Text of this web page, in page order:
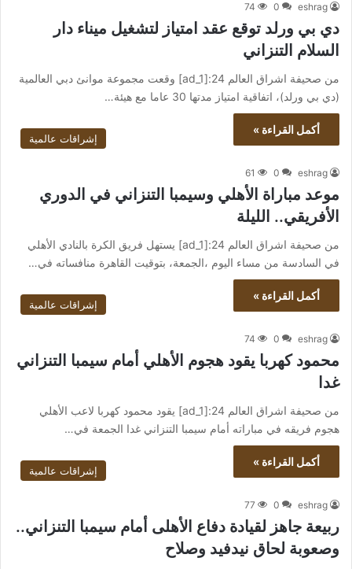
eshrag
0
74
دي بي ورلد توقع عقد امتياز لتشغيل ميناء دار
السلام التنزاني
من صحيفة اشراق العالم 24:[ad_1] وقعت مجموعة موانئ دبي العالمية
(دي بي ورلد)، اتفاقية امتياز مدتها 30 عاما مع هيئة…
أكمل القراءة »
إشراقات عالمية
eshrag
0
61
موعد مباراة الأهلي وسيمبا التنزاني في الدوري
الأفريقي.. الليلة
من صحيفة اشراق العالم 24:[ad_1] يستهل فريق الكرة بالنادي الأهلي
في السادسة من مساء اليوم ،الجمعة، بتوقيت القاهرة منافساته في…
أكمل القراءة »
إشراقات عالمية
eshrag
0
74
محمود كهربا يقود هجوم الأهلي أمام سيمبا التنزاني
غدا
من صحيفة اشراق العالم 24:[ad_1] يقود محمود كهربا لاعب الأهلي
هجوم فريقه في مباراته أمام سيمبا التنزاني غدا الجمعة في…
أكمل القراءة »
إشراقات عالمية
eshrag
0
77
ربيعة جاهز لقيادة دفاع الأهلى أمام سيمبا التنزاني..
وصعوبة لحاق نيدفيد وصلاح